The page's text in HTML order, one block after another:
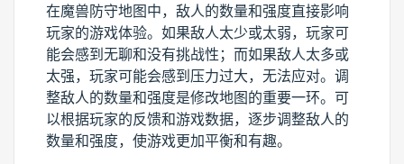
在魔兽防守地图中，敌人的数量和强度直接影响
玩家的游戏体验。如果敌人太少或太弱，玩家可
能会感到无聊和没有挑战性；而如果敌人太多或
太强，玩家可能会感到压力过大，无法应对。调
整敌人的数量和强度是修改地图的重要一环。可
以根据玩家的反馈和游戏数据，逐步调整敌人的
数量和强度，使游戏更加平衡和有趣。